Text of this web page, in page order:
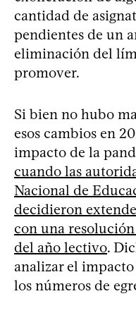
cantidad de
pendientes de un
eliminación del
promover.
Si bien no hubo
esos cambios en
impacto de la
cuando las
Nacional de
decidieron
con una
del año lectivo.
analizar el
los números de